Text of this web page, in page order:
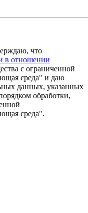
что
в отношении
с ограниченной
среда" и даю
данных, указанных
обработки,
среда".